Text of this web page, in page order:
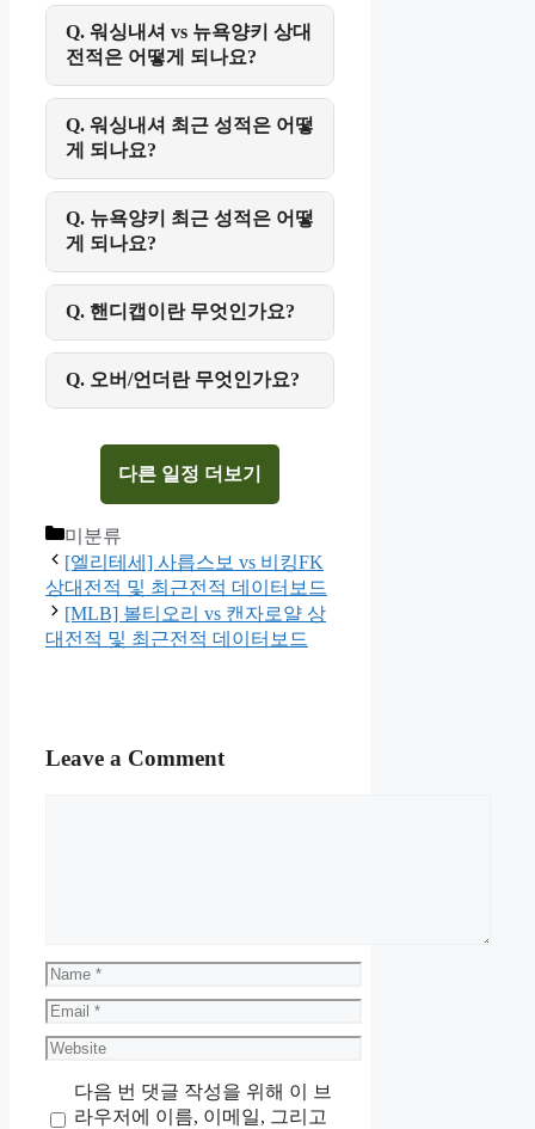
Q. 워싱내셔 vs 뉴욕양키 상대
전적은 어떻게 되나요?
Q. 워싱내셔 최근 성적은 어떻
게 되나요?
Q. 뉴욕양키 최근 성적은 어떻
게 되나요?
Q. 핸디캡이란 무엇인가요?
Q. 오버/언더란 무엇인가요?
다른 일정 더보기
Categories
미분류
[엘리테세] 사릅스보 vs 비킹FK
상대전적 및 최근전적 데이터보드
[MLB] 볼티오리 vs 캔자로얄 상
대전적 및 최근전적 데이터보드
Leave a Comment
Name
Email
Website
다음 번 댓글 작성을 위해 이 브
라우저에 이름, 이메일, 그리고